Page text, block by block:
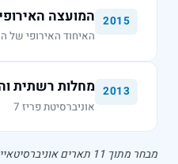
המועצה האירופית
האיחוד האירופי של האגודות
מחלות רשתית והדמיה
אוניברסיטת פריז 7
מבחר מתוך 11 תארים